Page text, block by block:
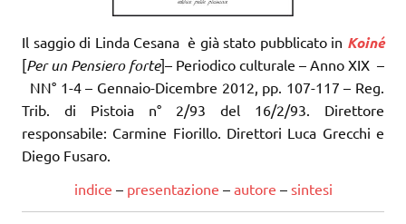
Il saggio di Linda Cesana è già stato pubblicato in Koiné
[Per un Pensiero forte]– Periodico culturale – Anno XIX –
NN° 1-4 – Gennaio-Dicembre 2012, pp. 107-117 – Reg.
Trib. di Pistoia n° 2/93 del 16/2/93. Direttore
responsabile: Carmine Fiorillo. Direttori Luca Grecchi e
Diego Fusaro.
indice – presentazione – autore – sintesi